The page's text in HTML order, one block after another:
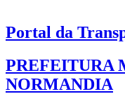
Portal da
PREFEITURA
NORMANDIA